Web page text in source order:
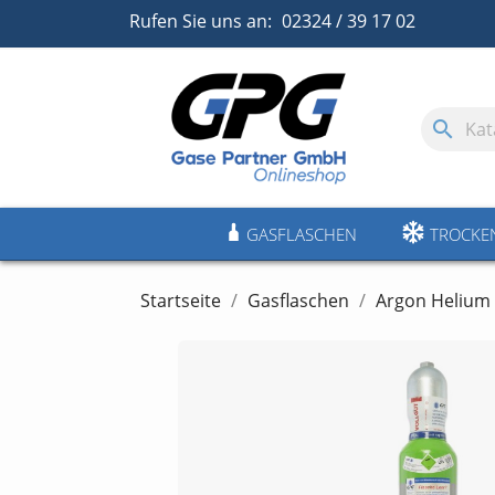
Rufen Sie uns an: 02324 / 39 17 02
search
GASFLASCHEN
Startseite Gasflaschen Argon Helium